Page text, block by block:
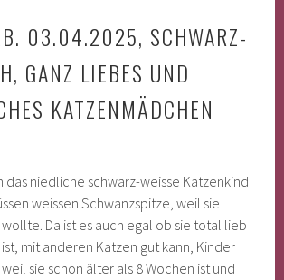
03.04.2025, SCHWARZ-
GANZ LIEBES UND
KATZENMÄDCHEN
das niedliche schwarz-weisse Katzenkind
weissen Schwanzspitze, weil sie
Da ist es auch egal ob sie total lieb
mit anderen Katzen gut kann, Kinder
sie schon älter als 8 Wochen ist und